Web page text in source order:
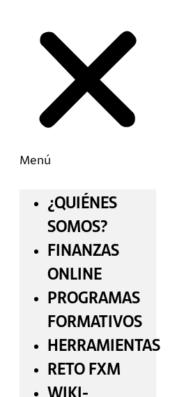
Menú
¿QUIÉNES
SOMOS?
FINANZAS
ONLINE
PROGRAMAS
FORMATIVOS
HERRAMIENTAS
RETO FXM
WIKI-